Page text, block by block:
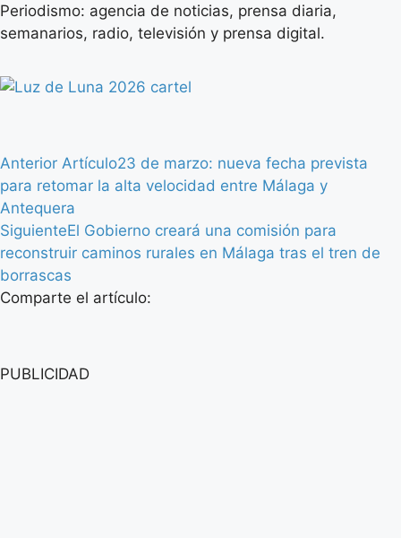
Periodismo: agencia de noticias, prensa diaria,
semanarios, radio, televisión y prensa digital.
Anterior Artículo23 de marzo: nueva fecha prevista
para retomar la alta velocidad entre Málaga y
Antequera
SiguienteEl Gobierno creará una comisión para
reconstruir caminos rurales en Málaga tras el tren de
borrascas
Comparte el artículo:
PUBLICIDAD